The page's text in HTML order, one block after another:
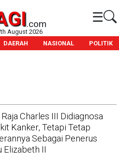
.com ☰
August 2026
DAERAH NASIONAL POLITIK
Charles III Didiagnosa
Kanker, Tetapi Tetap
Sebagai Penerus
Elizabeth II